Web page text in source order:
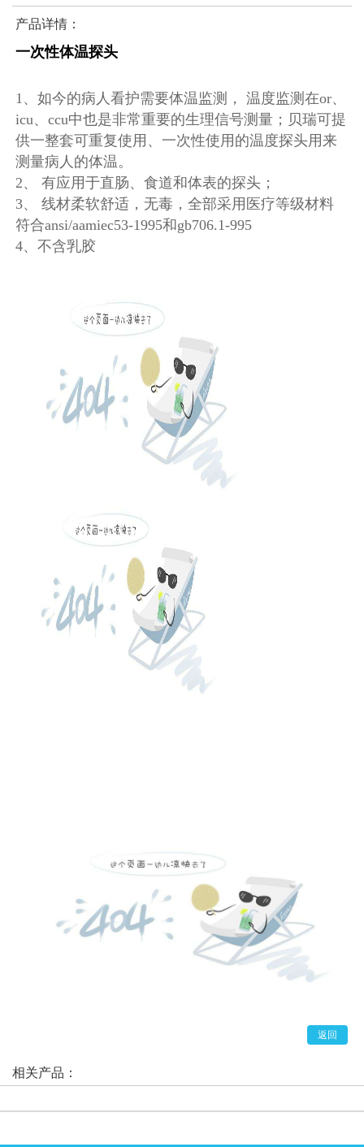
产品详情：
一次性体温探头
1、如今的病人看护需要体温监测， 温度监测在or、
icu、ccu中也是非常重要的生理信号测量；贝瑞可提
供一整套可重复使用、一次性使用的温度探头用来
测量病人的体温。
2、 有应用于直肠、食道和体表的探头；
3、 线材柔软舒适，无毒，全部采用医疗等级材料
符合ansi/aamiec53-1995和gb706.1-995
4、不含乳胶
返回
相关产品：